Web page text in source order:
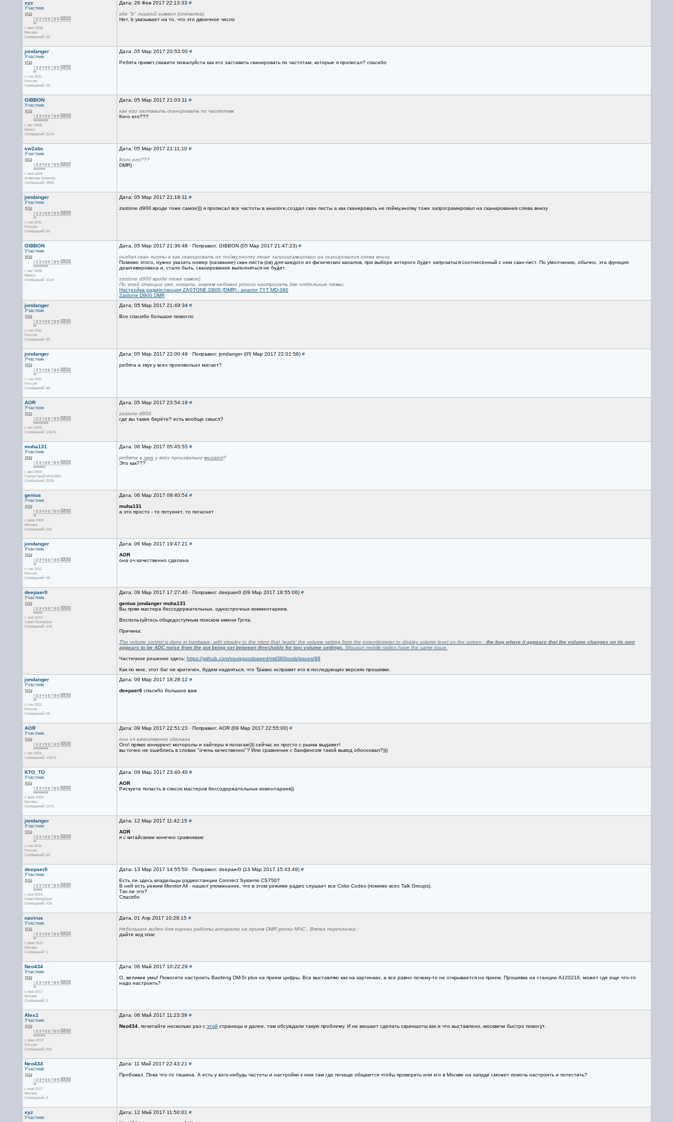
xyz
Участник
с июл 2006
Москва
Сообщений: 55
Дата: 26 Фев 2017 22:13:33 #
где "b" лишний символ (опечатка).
Нет, b указывает на то, что это двоичное число
jondanger
Участник
с сен 2011
Россия
Сообщений: 69
Дата: 05 Мар 2017 20:53:00 #
Ребята привет,скажите пожалуйста как его заставить сканировать по частотам, которые я прописал? спасибо
GIBBON
Участник
с авг 2006
Минск
Сообщений: 3124
Дата: 05 Мар 2017 21:03:11 #
как его заставить сканировать по частотам
Кого его???
ew2abc
Участник
с янв 2009
Antennae Galaxies
Сообщений: 2800
Дата: 05 Мар 2017 21:11:10 #
Кого его???
DMR)
jondanger
Участник
с сен 2011
Россия
Сообщений: 69
Дата: 05 Мар 2017 21:18:11 #
zastone d900 вроде тоже самое))) я прописал все частоты в аналоге,создал скан листы а как сканировать не пойму,кнопку тоже запрограмировал на сканирования слева внизу
GIBBON
Участник
с авг 2006
Минск
Сообщений: 3124
Дата: 05 Мар 2017 21:36:48 · Поправил: GIBBON (05 Мар 2017 21:47:23) #
создал скан листы а как сканировать не пойму,кнопку тоже запрограмировал на сканирования слева внизу
Помимо этого, нужно указать номер (название) скан-листа-(ов) для каждого из физических каналов, при выборе которого будет запускаться соотнесенный с ним скан-лист. По умолчанию, обычно, эта функция
деактивирована и, стало быть, сканирование выполняться не будет.
zastone d900 вроде тоже самое)
По этой станции уже, кстати, совсем недавно успели настрогать две отдельные темы:
Настройка радиостанции ZASTONE D900 (DMR) - аналог TYT MD-380
Zastone D900 DMR
jondanger
Участник
с сен 2011
Россия
Сообщений: 69
Дата: 05 Мар 2017 21:49:34 #
Все спасибо большое помогло
jondanger
Участник
с сен 2011
Россия
Сообщений: 69
Дата: 05 Мар 2017 22:00:49 · Поправил: jondanger (05 Мар 2017 22:01:56) #
ребята а звук у всех произвольно мигает?
AOR
Участник
с окт 2003
Сообщений: 14675
Дата: 05 Мар 2017 23:54:19 #
zastone d900
где вы такие берёте? есть вообще смысл?
muha131
Участник
с дек 2004
Город-Герой МОСКВА
Сообщений: 3026
Дата: 06 Мар 2017 05:45:55 #
ребята а звуку всех произвольно мигает?
Это как???
genius
Участник
с фев 2008
Москва
Сообщений: 118
Дата: 06 Мар 2017 09:40:54 #
muha131
а это просто - то потухнет, то погаснет
jondanger
Участник
с сен 2011
Россия
Сообщений: 69
Дата: 06 Мар 2017 19:47:21 #
AOR
она оч качественно сделана
deepaer0
Участник
с ноя 2015
Санкт-Петербург
Сообщений: 439
Дата: 09 Мар 2017 17:27:40 · Поправил: deepaer0 (09 Мар 2017 18:55:06) #
genius jondanger muha131
Вы прям мастера бессодержательных, однострочных комментариев.
Воспользуйтесь общедоступным поиском имени Гугла.
Причина:
The volume control is done in hardware, with circuitry to the micro that 'reads' the volume setting from the potentiometer to display volume level on the screen - the bug where it appears that the volume changes on its own
appears to be ADC noise from the pot being set between thresholds for two volume settings . Wouxun mobile radios have the same issue.
Частичное решение здесь: https://github.com/travisgoodspeed/md380tools/issues/98
Как по мне, этот баг не критичен, будем надеяться, что Травис исправит его в последующих версиях прошивки.
jondanger
Участник
с сен 2011
Россия
Сообщений: 69
Дата: 09 Мар 2017 18:28:12 #
deepaer0спасибо большое вам
AOR
Участник
с окт 2003
Сообщений: 14675
Дата: 09 Мар 2017 22:51:23 · Поправил: AOR (09 Мар 2017 22:55:00) #
она оч качественно сделана
Ого! прямо конкурент моторолы и хайтеры я полагаю))) сейчас их просто с рынка выдавит!
вы точно не ошиблись в словах "очень качественно"? Или сравнение с баофенгом такой вывод обосновал?)))
KTO_TO
Участник
с фев 2004
Москва
Сообщений: 1073
Дата: 09 Мар 2017 23:40:40 #
AOR
Рискуете попасть в список мастеров бессодержательных коментариев))
jondanger
Участник
с сен 2011
Россия
Сообщений: 69
Дата: 12 Мар 2017 11:42:15 #
AOR
я с китайскими конечно сравниваю
deepaer0
Участник
с ноя 2015
Санкт-Петербург
Сообщений: 439
Дата: 13 Мар 2017 14:55:50 · Поправил: deepaer0 (13 Мар 2017 15:43:49) #
Есть ли здесь владельцы радиостанции Connect Systems CS750?
В ней есть режим Monitor All - нашел упоминание, что в этом режиме радио слушает все Color Codes (помимо всех Talk Groups).
Так ли это?
Спасибо
navirus
Участник
с фев 2017
Москва
Сообщений: 1
Дата: 01 Апр 2017 10:28:15 #
Небольшое видео для оценки работы аппарата на прием DMR репки МЧС , Вятка перекличка :
дайте код плаг
Neo434
Участник
с мая 2017
Москва
Сообщений: 3
Дата: 06 Май 2017 10:22:29 #
О, великие умы! Помогите настроить Baofeng DM-5r plus на прием цифры. Все выставляю как на картинках, а все равно почему-то не открывается на прием. Прошивка на станции А120216. может где еще что-то
надо настроить?
Alex1
Участник
с фев 2013
Россия
Сообщений: 955
Дата: 06 Май 2017 11:23:39 #
Neo434, почитайте несколько раз с этой страницы и далее, там обсуждали такую проблему. И не мешает сделать скриншоты как и что выставлено, москвичи быстро помогут.
Neo434
Участник
с мая 2017
Москва
Сообщений: 3
Дата: 11 Май 2017 22:43:21 #
Пробовал. Пока что-то тишина. А есть у кого-нибудь частоты и настройки к ним там где почаще общаются чтобы проверить или кто в Москве на западе сможет помочь настроить и потестить?
xyz
Участник
Дата: 12 Май 2017 11:50:01 #